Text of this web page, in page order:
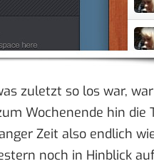
zuletzt so los war,
Wochenende hin die
Zeit also endlich
noch in Hinblick